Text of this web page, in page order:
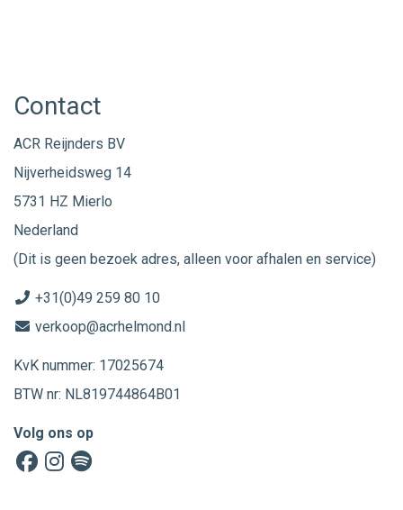
Contact
ACR Reijnders BV
Nijverheidsweg 14
5731 HZ Mierlo
Nederland
(Dit is geen bezoek adres, alleen voor afhalen en service)
+31(0)49 259 80 10
verkoop@acrhelmond.nl
KvK nummer: 17025674
BTW nr: NL819744864B01
Volg ons op